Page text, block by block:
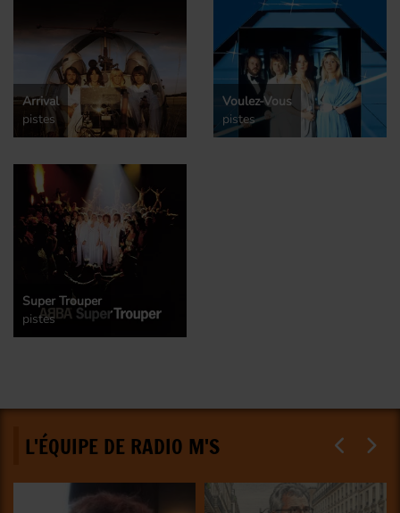
Arrival
pistes
Voulez-Vous
pistes
Super Trouper
pistes
L'ÉQUIPE DE RADIO M'S